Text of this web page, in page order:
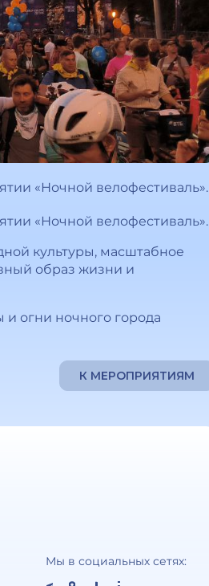
«Ночной велофестиваль».
«Ночной велофестиваль».
культуры, масштабное
образ жизни и
огни ночного города
К МЕРОПРИЯТИЯМ
Мы в социальных сетях: